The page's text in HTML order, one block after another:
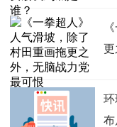
更
环
布